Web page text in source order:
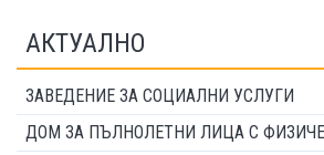
АКТУАЛНО
ЗАВЕДЕНИЕ ЗА СОЦИАЛНИ УСЛУГИ
ДОМ ЗА ПЪЛНОЛЕТНИ ЛИЦА С